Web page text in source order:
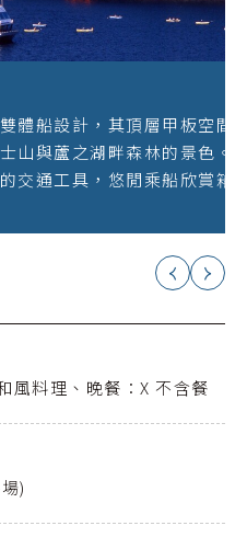
設計，其頂層甲板空間
蘆之湖畔森林的景色。
工具，悠閒乘船欣賞箱
風料理、晚餐：X 不含餐
)